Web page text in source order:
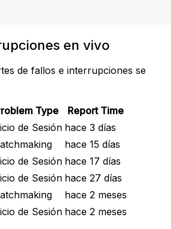
en vivo
de fallos e interrupciones se
Type
Report Time
de Sesión hace 3 días
hace 15 días
de Sesión hace 17 días
de Sesión hace 27 días
hace 2 meses
de Sesión hace 2 meses